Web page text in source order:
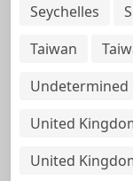
Seychelles
Taiwan
Undetermined
United
United